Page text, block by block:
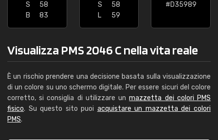
S
58
B
83
S
58
L
59
#D35989
Visualizza PMS 2046 C nella vita reale
È un rischio prendere una decisione basata sulla visualizzazione
di un colore su uno schermo digitale. Per essere sicuri del colore
corretto, si consiglia di utilizzare unmazzetta dei colori PMS
fisico. Su questo sito puoi acquistare un mazzetta dei colori
PMS.